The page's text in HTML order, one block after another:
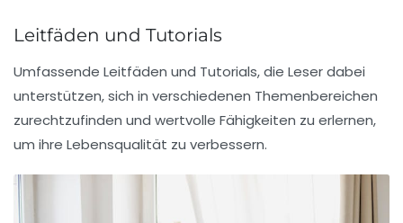
Leitfäden und Tutorials
Umfassende Leitfäden und Tutorials, die Leser dabei
unterstützen, sich in verschiedenen Themenbereichen
zurechtzufinden und wertvolle Fähigkeiten zu erlernen,
um ihre Lebensqualität zu verbessern.